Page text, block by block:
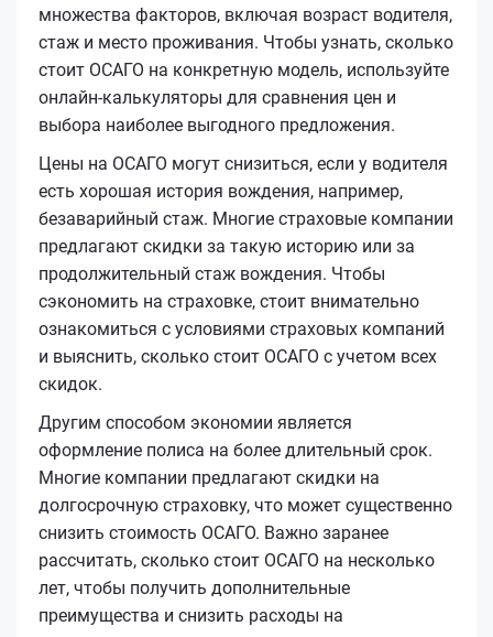
множества факторов, включая возраст водителя,
стаж и место проживания. Чтобы узнать, сколько
стоит ОСАГО на конкретную модель, используйте
онлайн-калькуляторы для сравнения цен и
выбора наиболее выгодного предложения.
Цены на ОСАГО могут снизиться, если у водителя
есть хорошая история вождения, например,
безаварийный стаж. Многие страховые компании
предлагают скидки за такую историю или за
продолжительный стаж вождения. Чтобы
сэкономить на страховке, стоит внимательно
ознакомиться с условиями страховых компаний
и выяснить, сколько стоит ОСАГО с учетом всех
скидок.
Другим способом экономии является
оформление полиса на более длительный срок.
Многие компании предлагают скидки на
долгосрочную страховку, что может существенно
снизить стоимость ОСАГО. Важно заранее
рассчитать, сколько стоит ОСАГО на несколько
лет, чтобы получить дополнительные
преимущества и снизить расходы на